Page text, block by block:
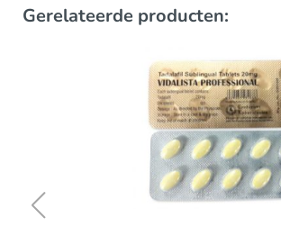
Gerelateerde producten: